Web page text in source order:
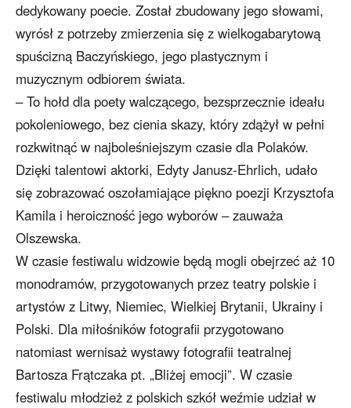
dedykowany poecie. Został zbudowany jego słowami,
wyrósł z potrzeby zmierzenia się z wielkogabarytową
spuścizną Baczyńskiego, jego plastycznym i
muzycznym odbiorem świata.
– To hołd dla poety walczącego, bezsprzecznie ideału
pokoleniowego, bez cienia skazy, który zdążył w pełni
rozkwitnąć w najboleśniejszym czasie dla Polaków.
Dzięki talentowi aktorki, Edyty Janusz-Ehrlich, udało
się zobrazować oszołamiające piękno poezji Krzysztofa
Kamila i heroiczność jego wyborów – zauważa
Olszewska.
W czasie festiwalu widzowie będą mogli obejrzeć aż 10
monodramów, przygotowanych przez teatry polskie i
artystów z Litwy, Niemiec, Wielkiej Brytanii, Ukrainy i
Polski. Dla miłośników fotografii przygotowano
natomiast wernisaż wystawy fotografii teatralnej
Bartosza Frątczaka pt. „Bliżej emocji”. W czasie
festiwalu młodzież z polskich szkół weźmie udział w